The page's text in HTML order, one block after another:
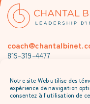
Notre site Web utilise des
expérience de navigation
consentez à l'utilisation de
819-319-4477
Je m’abonne à l’envoi